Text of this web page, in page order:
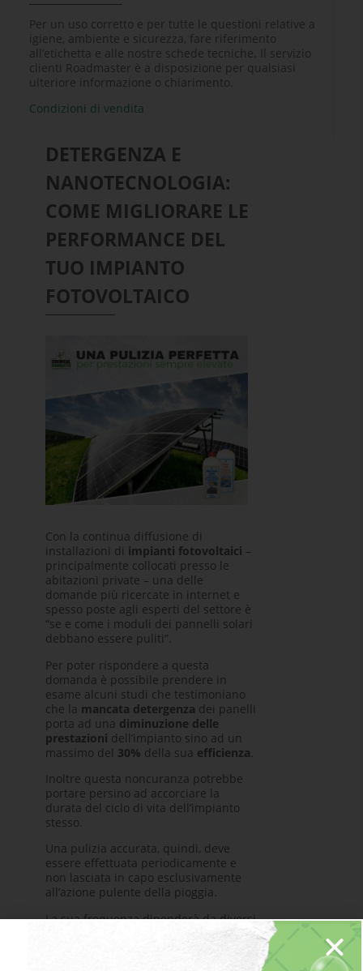
Per un uso corretto e per tutte le questioni relative a
igiene, ambiente e sicurezza, fare riferimento
all’etichetta e alle nostre schede tecniche. Il servizio
clienti Roadmaster è a disposizione per qualsiasi
ulteriore informazione o chiarimento.
Condizioni di vendita
DETERGENZA E
NANOTECNOLOGIA:
COME MIGLIORARE LE
PERFORMANCE DEL
TUO IMPIANTO
FOTOVOLTAICO
Con la continua diffusione di
installazioni di impianti fotovoltaici –
principalmente collocati presso le
abitazioni private – una delle
domande più ricercate in internet e
spesso poste agli esperti del settore è
“se e come i moduli dei pannelli solari
debbano essere puliti”.
Per poter rispondere a questa
domanda è possibile prendere in
esame alcuni studi che testimoniano
che la mancata detergenza dei panelli
porta ad una diminuzione delle
prestazioni dell’impianto sino ad un
massimo del 30% della sua efficienza
Inoltre questa noncuranza potrebbe
portare persino ad accorciare la
durata del ciclo di vita dell’impianto
stesso.
Una pulizia accurata, quindi, deve
essere effettuata periodicamente e
non lasciata in capo esclusivamente
all’azione pulente della pioggia.
La sua frequenza dipenderà da diversi